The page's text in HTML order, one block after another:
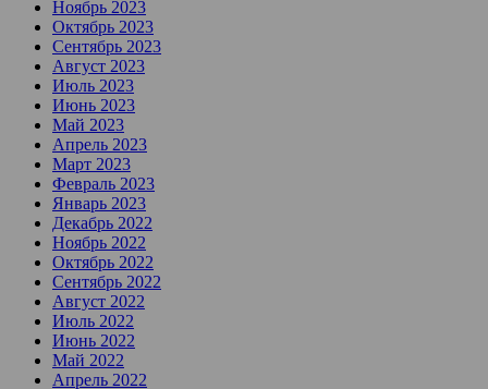
Ноябрь 2023
Октябрь 2023
Сентябрь 2023
Август 2023
Июль 2023
Июнь 2023
Май 2023
Апрель 2023
Март 2023
Февраль 2023
Январь 2023
Декабрь 2022
Ноябрь 2022
Октябрь 2022
Сентябрь 2022
Август 2022
Июль 2022
Июнь 2022
Май 2022
Апрель 2022